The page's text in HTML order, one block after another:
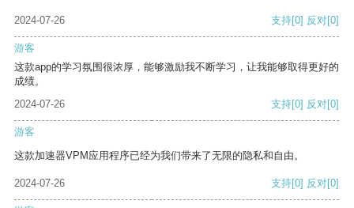
2024-07-26 支持[0] 反对[0]
游客
这款app的学习氛围很浓厚，能够激励我不断学习，让我能够取得更好的
成绩。
2024-07-26
支持[0] 反对[0]
游客
这款加速器VPM应用程序已经为我们带来了无限的隐私和自由。
2024-07-26 支持[0] 反对[0]